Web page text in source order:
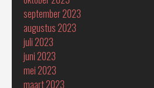
september 2023
augustus 2023
juli 2023
juni 2023
mei 2023
maart 2023